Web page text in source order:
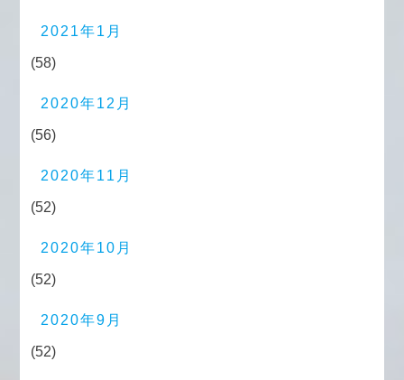
2021年1月
(58)
2020年12月
(56)
2020年11月
(52)
2020年10月
(52)
2020年9月
(52)